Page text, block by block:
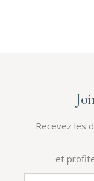
Recevez les
et